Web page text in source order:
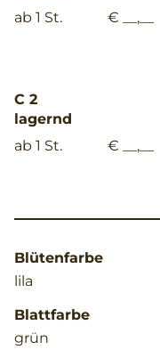
ab 1 St.
€ __,__
C 2
lagernd
ab 1 St.
€ __,__
Blütenfarbe
lila
Blattfarbe
grün